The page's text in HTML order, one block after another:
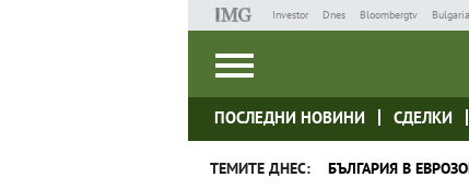
Investor Dnes Bloombergtv
ПОСЛЕДНИ НОВИНИ СДЕЛКИ
ТЕМИТЕ ДНЕС: БЪЛГАРИЯ В